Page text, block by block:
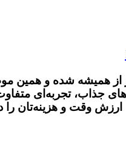
بیشتر از همیشه
جذاب، تجربه‌ای
ارزش وقت و هزینه‌تان را